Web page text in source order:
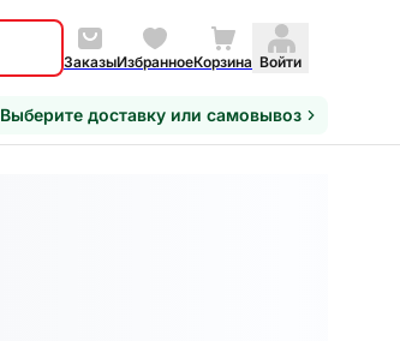
ЗаказыИзбранноеКорзина Войти
Выберите доставку или самовывоз